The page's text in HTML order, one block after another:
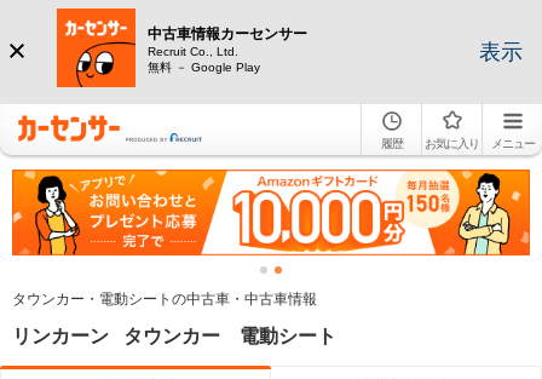
中古車情報カーセンサー
Recruit Co., Ltd.
無料 － Google Play
表示
履歴 お気に入り メニュー
タウンカー・電動シートの中古車・中古車情報
リンカーン タウンカー 電動シート